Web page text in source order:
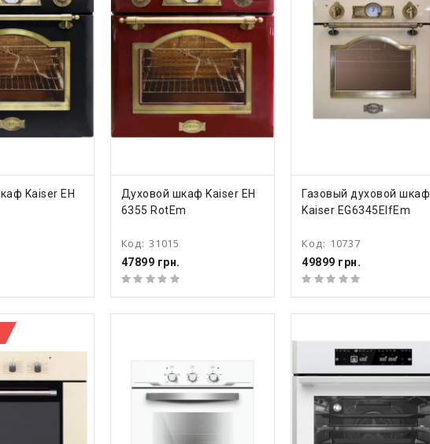
Kaiser EH
КУПИТЬ
Духовой шкаф Kaiser EH
6355 RotEm
Код:31015
47899 грн.
КУПИТЬ
Газовый духовой шкаф
Kaiser EG6345ElfEm
Код: 10737
49899 грн.